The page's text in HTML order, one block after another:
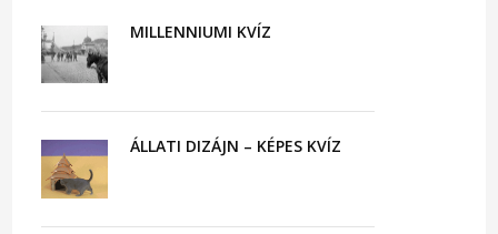
MILLENNIUMI KVÍZ
ÁLLATI DIZÁJN – KÉPES KVÍZ